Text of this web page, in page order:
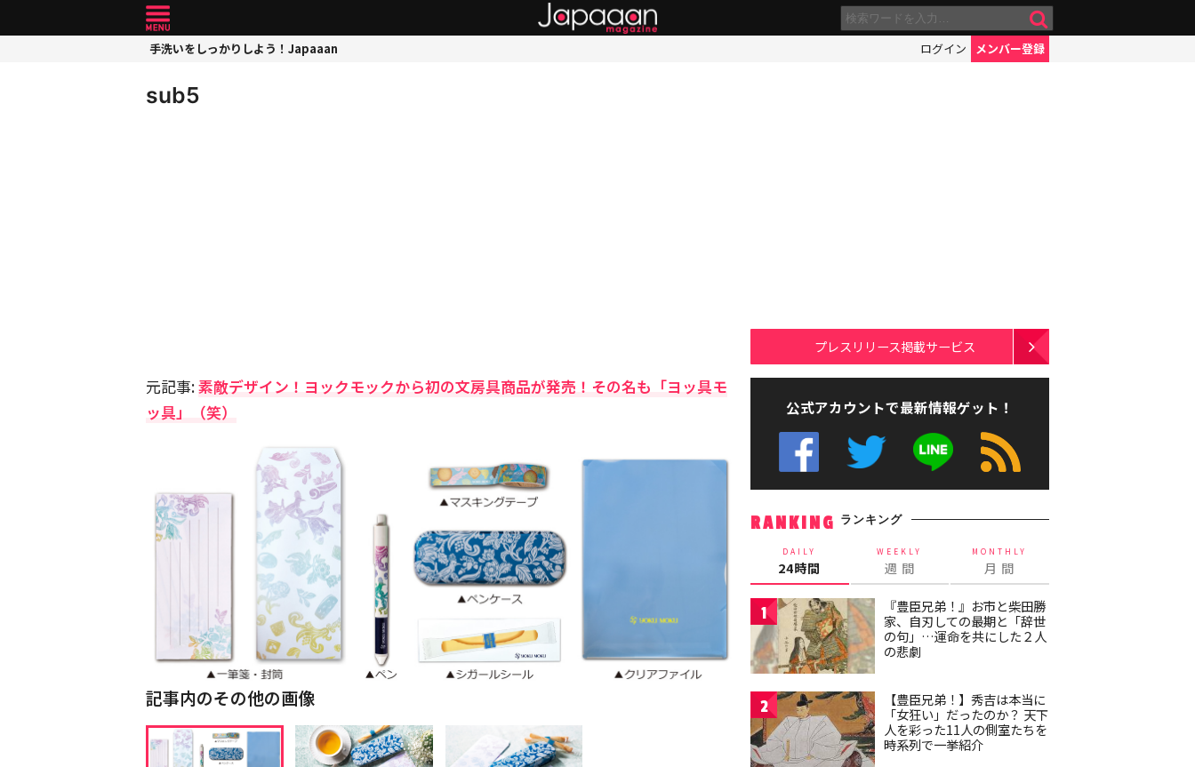
手洗いをしっかりしよう！Japaaan ログイン メンバー登録
sub5
元記事:素敵デザイン！ヨックモックから初の文房具商品が発売！その名も「ヨッ具モ
ッ具」（笑）
記事内のその他の画像
プレスリリース掲載サービス
公式アカウントで最新情報ゲット！
RANKING ランキング
DAILY
24時間
WEEKLY
週 間
MONTHLY
月 間
1
『豊臣兄弟！』お市と柴田勝
家、自刃しての最期と「辞世
の句」…運命を共にした２人
の悲劇
2
【豊臣兄弟！】秀吉は本当に
「女狂い」だったのか？ 天下
人を彩った11人の側室たちを
時系列で一挙紹介